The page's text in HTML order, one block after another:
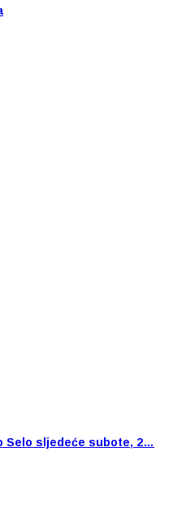
Selo sljedeće subote, 2…